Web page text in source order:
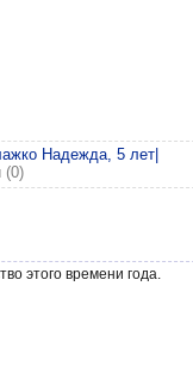
Надежда, 5 лет|
(0)
этого времени года.